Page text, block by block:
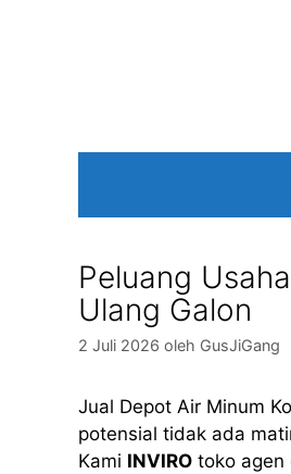
Peluang
Ulang Galon
2 Juli 2026 oleh GusJiGang
Jual Depot Air Minum
potensial tidak ada
Kami INVIRO toko agen